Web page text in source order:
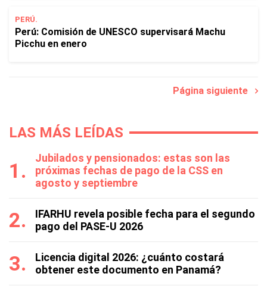
PERÚ.
Perú: Comisión de UNESCO supervisará Machu
Picchu en enero
Página siguiente
LAS MÁS LEÍDAS
Jubilados y pensionados: estas son las
próximas fechas de pago de la CSS en
agosto y septiembre
IFARHU revela posible fecha para el segundo
pago del PASE-U 2026
Licencia digital 2026: ¿cuánto costará
obtener este documento en Panamá?